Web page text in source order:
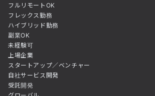
フルリモートOK
フレックス勤務
ハイブリッド勤務
副業OK
未経験可
上場企業
スタートアップ／ベンチャー
自社サービス開発
受託開発